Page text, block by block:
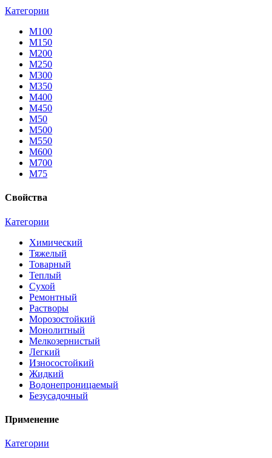
Категории
М100
М150
М200
М250
М300
М350
М400
М450
М50
М500
М550
М600
М700
М75
Свойства
Категории
Химический
Тяжелый
Товарный
Теплый
Сухой
Ремонтный
Растворы
Морозостойкий
Монолитный
Мелкозернистый
Легкий
Износостойкий
Жидкий
Водонепроницаемый
Безусадочный
Применение
Категории